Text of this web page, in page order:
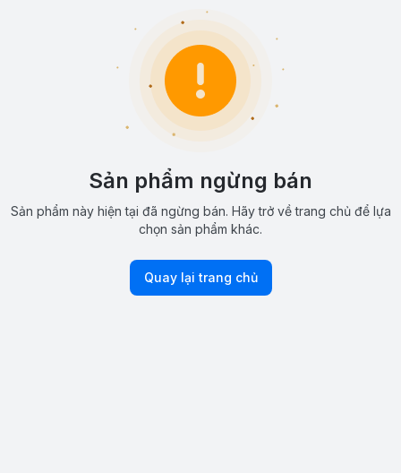
Sản phẩm ngừng bán
Sản phẩm này hiện tại đã ngừng bán. Hãy trở về trang chủ để lựa
chọn sản phẩm khác.
Quay lại trang chủ